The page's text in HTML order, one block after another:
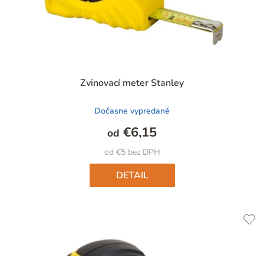
Zvinovací meter Stanley
Dočasne vypredané
od €5 bez DPH
od €6,15
DETAIL